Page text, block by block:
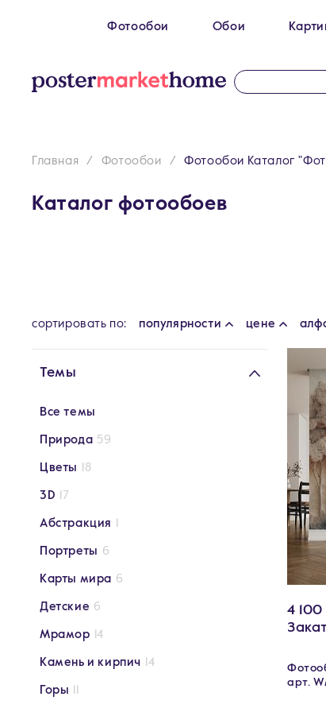
Фотообои
Размеры
300 х 270 см
500 x 270 см
Обои
Главная Фотообои Фотообои Каталог
Каталог фотообоев
cортировать по: популярности цене
Темы
Все темы
Природа 59
Цветы 18
3D 17
Абстракция
Портреты 6
Карты мира 6
Детские 6
Мрамор 14
Камень и кирпич 14
Горы
4 100
арт.